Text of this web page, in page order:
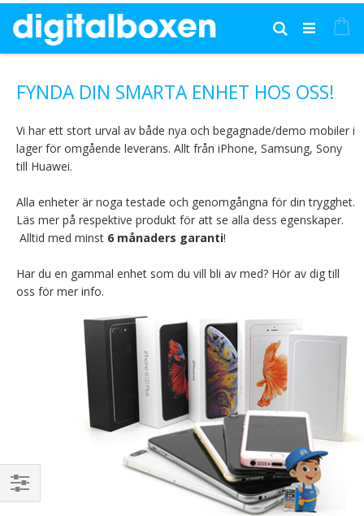
till
innehållet
Sök
FYNDA DIN SMARTA ENHET HOS OSS!
Vi har ett stort urval av både nya och begagnade/demo mobiler i
lager för omgående leverans. Allt från iPhone, Samsung, Sony
till Huawei.
Alla enheter är noga testade och genomgångna för din trygghet.
Läs mer på respektive produkt för att se alla dess egenskaper.
Alltid med minst 6 månaders garanti!
Har du en gammal enhet som du vill bli av med? Hör av dig till
oss för mer info.
Handla